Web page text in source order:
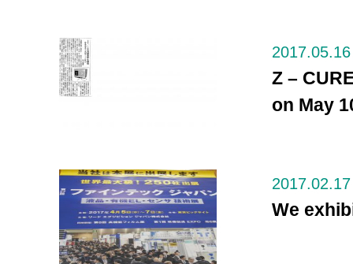
2017.05.16
Z –
on May
2017.02.17
We